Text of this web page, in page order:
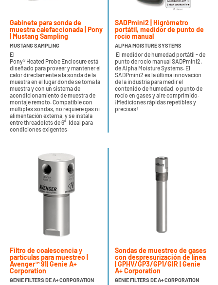
Gabinete para sonda de
muestra calefaccionada | Pony
| Mustang Sampling
MUSTANG SAMPLING
El
Pony® Heated Probe Enclosure está
diseñado para proveer y mantener el
calor directamente a la sonda de la
muestra en el lugar donde se toma la
muestra y con un sistema de
acondicionamiento de muestra de
montaje remoto. Compatible con
múltiples sondas, no requiere gas ni
alimentación externa, y se instala
entre threadolets de 6". Ideal para
condiciones exigentes.
SADPmini2 | Higrómetro
portátil, medidor de punto de
rocío manual
ALPHA MOISTURE SYSTEMS
El medidor de humedad portátil - de
punto de rocío manual SADPmini2,
de Alpha Moisture Systems. El
SADPmini2 es la última innovación
de la industria para medir el
contenido de humedad, o punto de
rocío en gases y aire comprimido.
¡Mediciones rápidas repetibles y
precisas!
Filtro de coalescencia y
partículas para muestreo |
Avenger™ 91| Genie A+
Corporation
GENIE FILTERS DE A+ CORPORATION
Sondas de muestreo de gases
con despresurización de línea
| GPHV/GP3/GP1/GIR | Genie
A+ Corporation
GENIE FILTERS DE A+ CORPORATION